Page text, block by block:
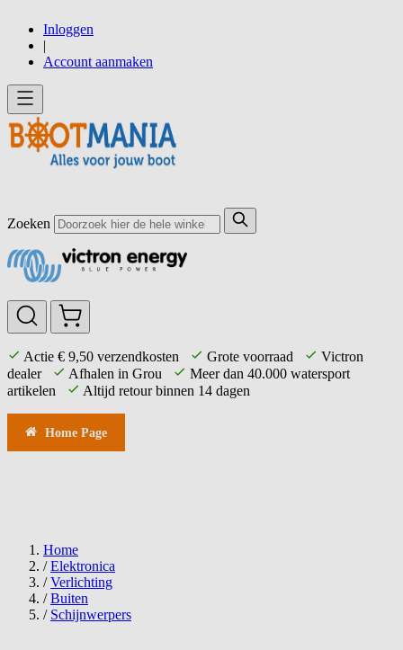
direct
door
naar
inhoud
Inloggen
|
Account aanmaken
Zoeken
Actie € 9,50 verzendkosten Grote voorraad
Victron
dealer
Afhalen in Grou
Meer dan 40.000 watersport
artikelen
Altijd retour binnen 14 dagen
Home Page
Home
/ Elektronica
/ Verlichting
/ Buiten
/ Schijnwerpers